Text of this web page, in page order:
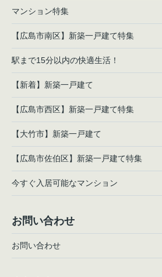
マンション特集
【広島市南区】新築一戸建て特集
駅まで15分以内の快適生活！
【新着】新築一戸建て
【広島市西区】新築一戸建て特集
【大竹市】新築一戸建て
【広島市佐伯区】新築一戸建て特集
今すぐ入居可能なマンション
お問い合わせ
お問い合わせ